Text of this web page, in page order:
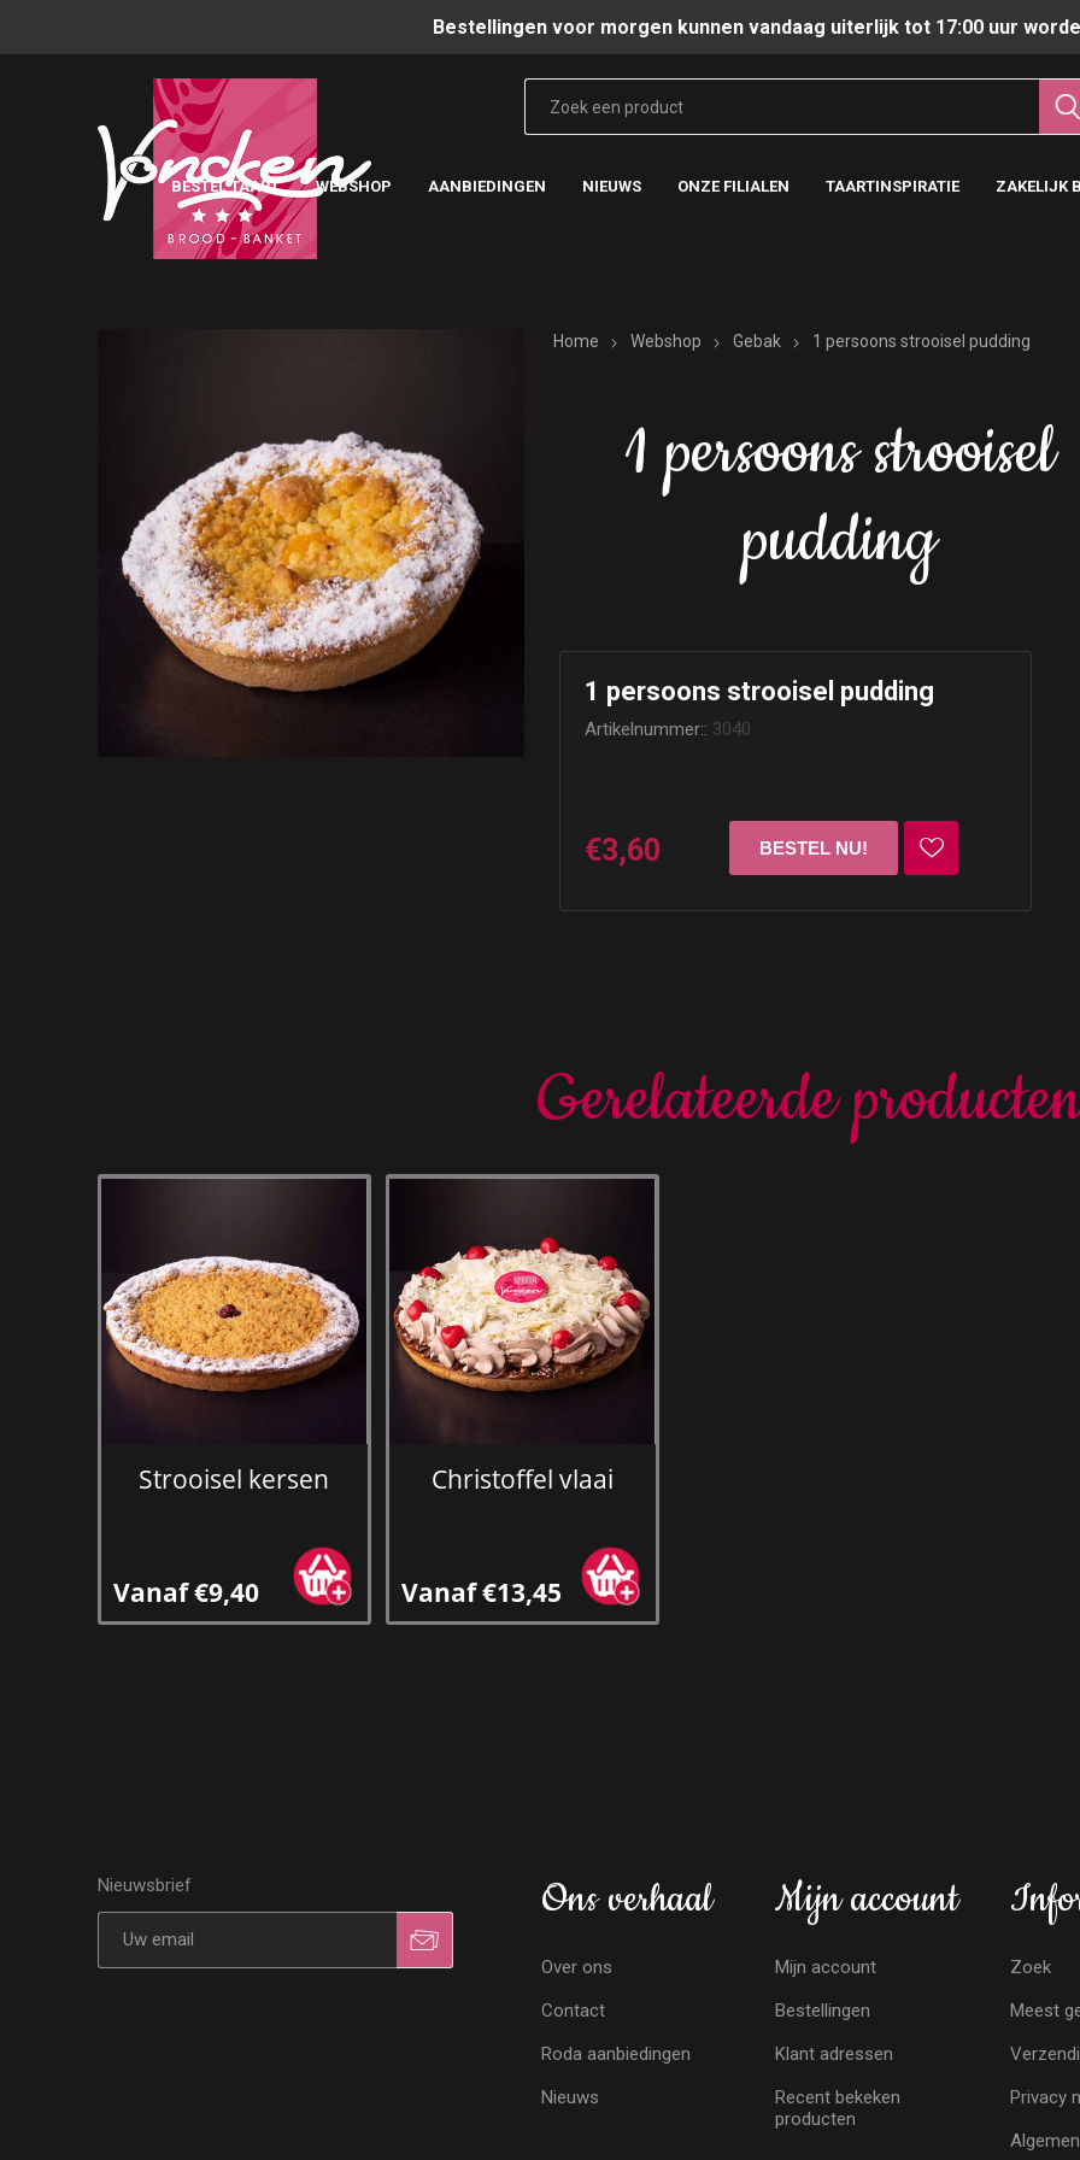
Bestellingen voor morgen kunnen vandaag uiterlijk tot 17:00 uur
BESTEL TAART WEBSHOP AANBIEDINGEN NIEUWS ONZE FILIALEN TAARTINSPIRATIE ZAKELIJK
Home Webshop Gebak 1 persoons strooisel pudding
1 persoons strooisel
pudding
1 persoons strooisel pudding
Artikelnummer:: 3040
€3,60
Gerelateerde
Strooisel kersen
Vanaf €9,40
Christoffel vlaai
Vanaf €13,45
Nieuwsbrief Ons verhaal
Over ons
Contact
Roda aanbiedingen
Nieuws
Mijn account
Mijn account
Bestellingen
Klant adressen
Recent bekeken
producten
Zoek
Meest
Privacy